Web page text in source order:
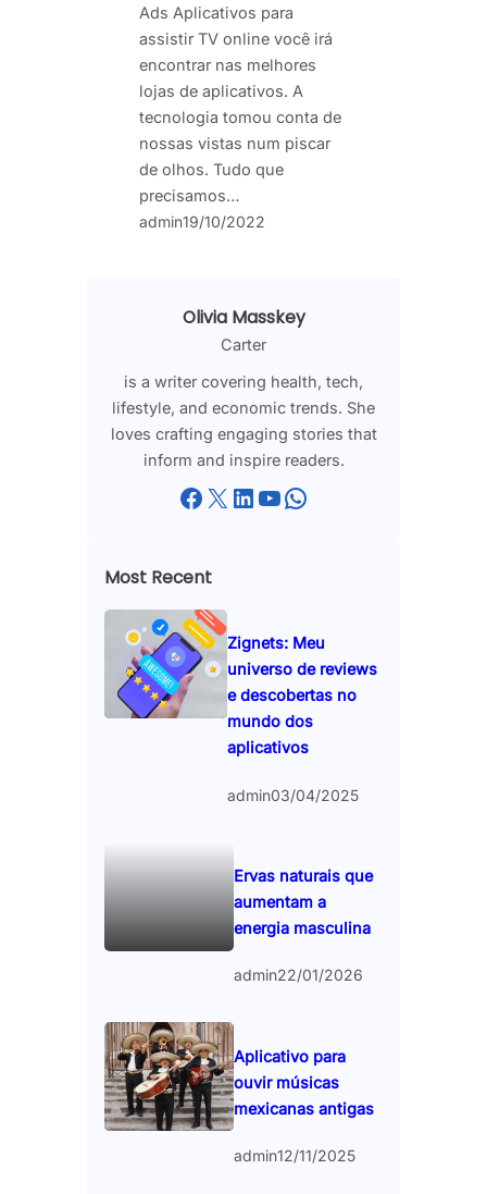
Ads Aplicativos para
assistir TV online você irá
encontrar nas melhores
lojas de aplicativos. A
tecnologia tomou conta de
nossas vistas num piscar
de olhos. Tudo que
precisamos…
admin19/10/2022
Olivia Masskey
Carter
is a writer covering health, tech,
lifestyle, and economic trends. She
loves crafting engaging stories that
inform and inspire readers.
Facebook X LinkedIn YouTube WhatsApp
Most Recent
Zignets: Meu
universo de reviews
e descobertas no
mundo dos
aplicativos
admin03/04/2025
Ervas naturais que
aumentam a
energia masculina
admin22/01/2026
Aplicativo para
ouvir músicas
mexicanas antigas
admin12/11/2025